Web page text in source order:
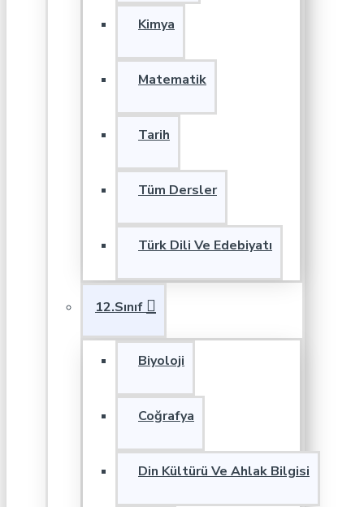
Kimya
Matematik
Tarih
Tüm Dersler
Türk Dili Ve Edebiyatı
12.Sınıf
Biyoloji
Coğrafya
Din Kültürü Ve Ahlak Bilgisi